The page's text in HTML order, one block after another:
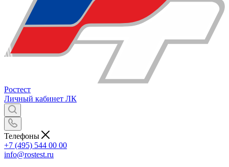
Ростест
Личный кабинет ЛК
Телефоны
+7 (495) 544 00 00
info@rostest.ru